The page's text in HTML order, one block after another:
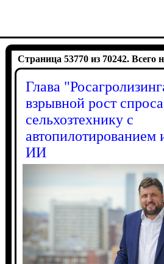
Страница 53770 из 70242. Всего
Глава
взрывной рост
сельхозтехнику с
автопилотированием
ИИ